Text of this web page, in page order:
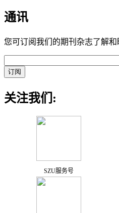
通讯
您可订阅我们的期刊杂志了解和
关注我们:
SZU服务号